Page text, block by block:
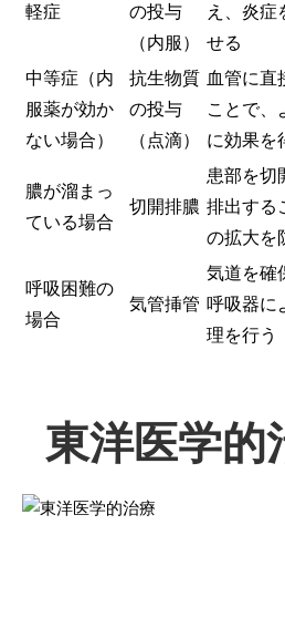
軽症
の投与
（内服）
え、炎症
せる
中等症（内
服薬が効か
ない場合）
抗生物質
の投与
（点滴）
血管に直
ことで、
に効果を
膿が溜まっ
ている場合
切開排膿
患部を切
排出する
の拡大を
呼吸困難の
場合
気管挿管
気道を確
呼吸器に
理を行う
東洋医学的